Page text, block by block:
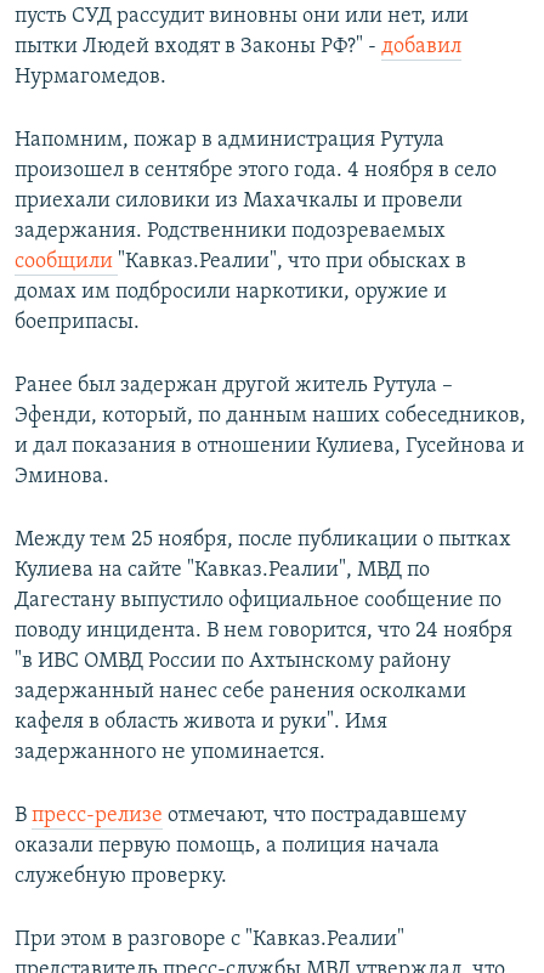
пусть СУД рассудит виновны они или нет, или
пытки Людей входят в Законы РФ?" - добавил
Нурмагомедов.
Напомним, пожар в администрация Рутула
произошел в сентябре этого года. 4 ноября в село
приехали силовики из Махачкалы и провели
задержания. Родственники подозреваемых
сообщили "Кавказ.Реалии", что при обысках в
домах им подбросили наркотики, оружие и
боеприпасы.
Ранее был задержан другой житель Рутула –
Эфенди, который, по данным наших собеседников,
и дал показания в отношении Кулиева, Гусейнова и
Эминова.
Между тем 25 ноября, после публикации о пытках
Кулиева на сайте "Кавказ.Реалии", МВД по
Дагестану выпустило официальное сообщение по
поводу инцидента. В нем говорится, что 24 ноября
"в ИВС ОМВД России по Ахтынскому району
задержанный нанес себе ранения осколками
кафеля в область живота и руки". Имя
задержанного не упоминается.
В пресс-релизе отмечают, что пострадавшему
оказали первую помощь, а полиция начала
служебную проверку.
При этом в разговоре с "Кавказ.Реалии"